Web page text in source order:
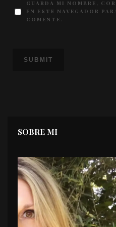
GUARDA MI NOMBRE,
EN ESTE NAVEGADOR
COMENTE.
SOBRE MI